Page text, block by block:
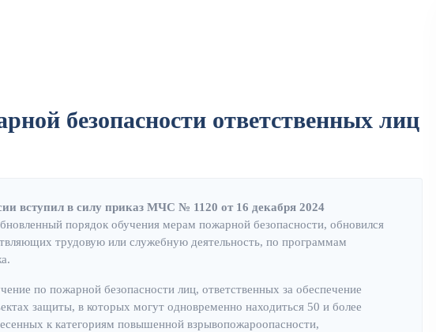
безопасности ответственных лиц
вступил в силу приказ МЧС № 1120 от 16 декабря 2024
порядок обучения мерам пожарной безопасности, обновился
трудовую или служебную деятельность, по программам
по пожарной безопасности лиц, ответственных за обеспечение
защиты, в которых могут одновременно находиться 50 и более
к категориям повышенной взрывопожароопасности,